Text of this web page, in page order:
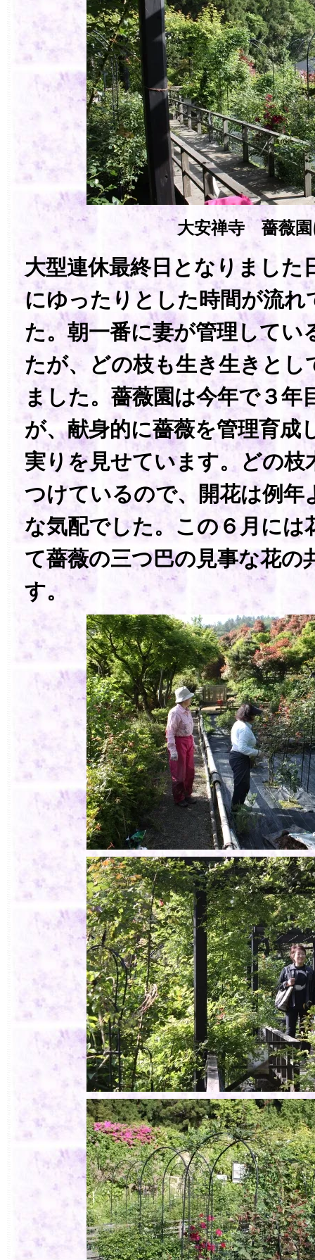
大安禅寺 薔薇園
大型連休最終日となりました
にゆったりとした時間が流れ
た。朝一番に妻が管理してい
たが、どの枝も生き生きとし
ました。薔薇園は今年で３年
が、献身的に薔薇を管理育成
実りを見せています。どの枝
つけているので、開花は例年
な気配でした。この６月には
て薔薇の三つ巴の見事な花の
す。